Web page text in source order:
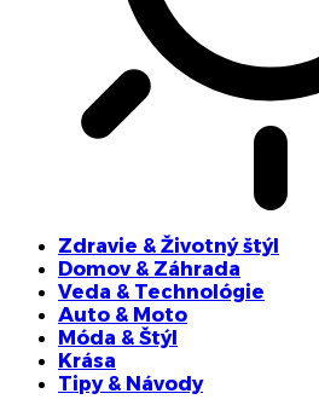
Zdravie & Životný štýl
Domov & Záhrada
Veda & Technológie
Auto & Moto
Móda & Štýl
Krása
Tipy & Návody